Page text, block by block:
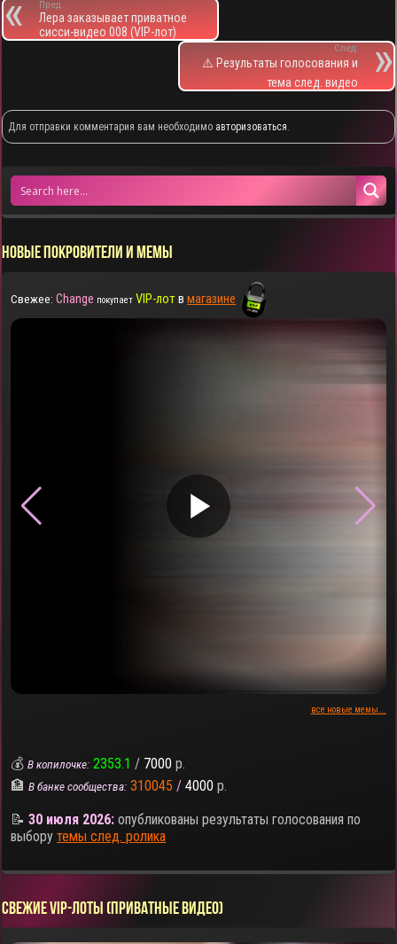
Пред.
Лера заказывает приватное
сисси-видео 008 (VIP-лот)
След.
⚠️ Результаты голосования и
тема след. видео
Для отправки комментария вам необходимо авторизоваться.
НОВЫЕ ПОКРОВИТЕЛИ И МЕМЫ
Свежее: Change покупает VIP-лотвмагазине
▶
все новые мемы...
💰В копилочке: 2353.1 / 7000 р.
🏦В банке сообщества: 310045 / 4000 р.
📝30 июля 2026: опубликованы результаты голосования по
выборутемы след. ролика
СВЕЖИЕ VIP-ЛОТЫ (ПРИВАТНЫЕ ВИДЕО)